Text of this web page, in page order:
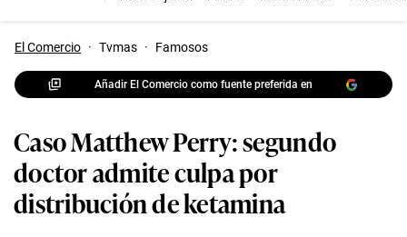
El Comercio · Tvmas · Famosos
Añadir El Comercio como fuente preferida en
Caso Matthew Perry: segundo
doctor admite culpa por
distribución de ketamina